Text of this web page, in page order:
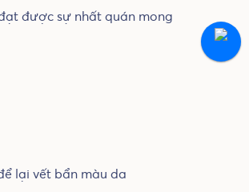
được sự nhất quán mong
lại vết bẩn màu da